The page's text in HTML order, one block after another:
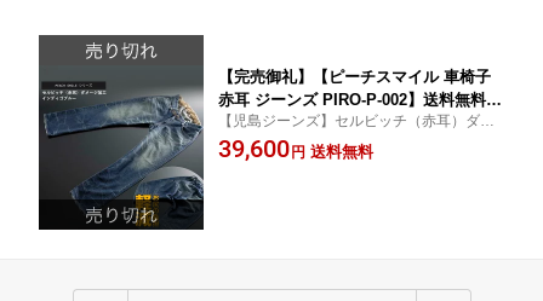
【完売御礼】【ピーチスマイル 車椅子
赤耳 ジーンズ PIRO-P-002】送料無料
児島ジーンズ セルビッチ ダメージ加工
インディゴブルー パンツ 車椅子ズボン
【児島ジーンズ】セルビッチ（赤耳）ダメ
ージ加工インディゴブルー パンツPIRO-P-0
02
39,600 円 送料無料